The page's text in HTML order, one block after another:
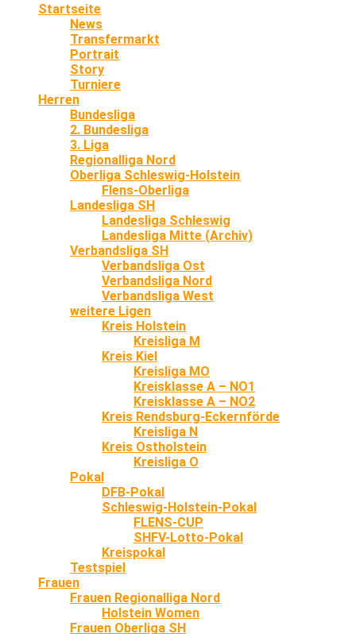
Startseite
News
Transfermarkt
Portrait
Story
Turniere
Herren
Bundesliga
2. Bundesliga
3. Liga
Regionalliga Nord
Oberliga Schleswig-Holstein
Flens-Oberliga
Landesliga SH
Landesliga Schleswig
Landesliga Mitte (Archiv)
Verbandsliga SH
Verbandsliga Ost
Verbandsliga Nord
Verbandsliga West
weitere Ligen
Kreis Holstein
Kreisliga M
Kreis Kiel
Kreisliga MO
Kreisklasse A – NO1
Kreisklasse A – NO2
Kreis Rendsburg-Eckernförde
Kreisliga N
Kreis Ostholstein
Kreisliga O
Pokal
DFB-Pokal
Schleswig-Holstein-Pokal
FLENS-CUP
SHFV-Lotto-Pokal
Kreispokal
Testspiel
Frauen
Frauen Regionalliga Nord
Holstein Women
Frauen Oberliga SH